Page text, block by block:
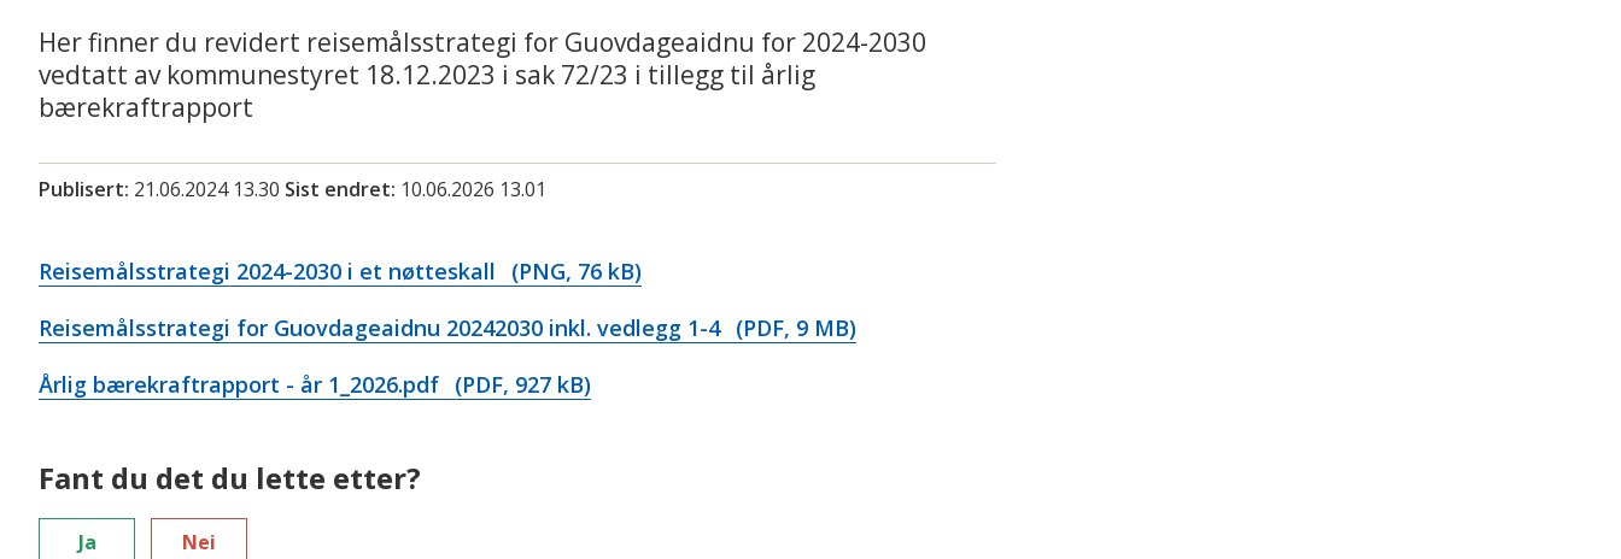
Her finner du revidert reisemålsstrategi for Guovdageaidnu for 2024-2030
vedtatt av kommunestyret 18.12.2023 i sak 72/23 i tillegg til årlig
bærekraftrapport
Publisert 21.06.2024 13.30 Sist endret 10.06.2026 13.01
Reisemålsstrategi 2024-2030 i et nøtteskall
(PNG, 76 kB)
Reisemålsstrategi for Guovdageaidnu 20242030 inkl. vedlegg 1-4 (PDF, 9 MB)
Årlig bærekraftrapport - år 1_2026.pdf (PDF, 927 kB)
Fant du det du lette etter?
Ja Nei